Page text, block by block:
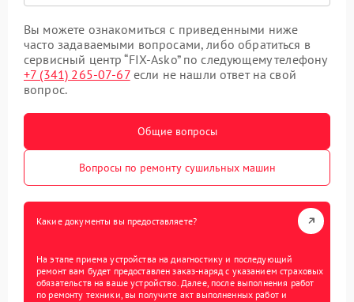
Вы можете ознакомиться с приведенными ниже
часто задаваемыми вопросами, либо обратиться в
сервисный центр “FIX-Asko” по следующему телефону
+7 (341) 265-07-67если не нашли ответ на свой
вопрос.
Общие вопросы
Вопросы по ремонту сушильных машин
Какие документы вы предоставляете?
На этапе приема устройства на диагностику и последующий
ремонт вам будет предоставлен заказ-наряд с указанием страховых
обязательств на ваше устройство. Далее, после выполнения работ
по ремонту техники, вы получите акт выполненных работ и